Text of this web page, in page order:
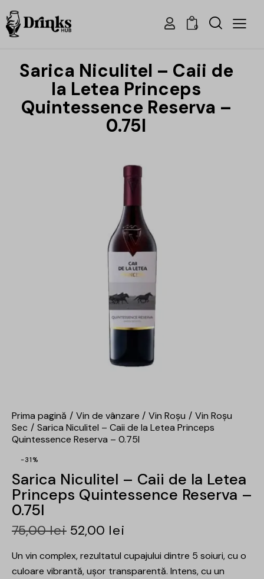
0
Sarica Niculitel – Caii de
la Letea Princeps
Quintessence Reserva –
0.75l
Prima pagină Vin de vânzare Vin Roșu
Vin Roșu
Sec
Sarica Niculitel – Caii de la Letea Princeps
Quintessence Reserva – 0.75l
-31%
Sarica Niculitel – Caii de la Letea
Princeps Quintessence Reserva –
0.75l
75,00lei 52,00 lei
Un vin complex, rezultatul cupajului dintre 5 soiuri, cu o
culoare vibrantă, ușor transparentă. Intens, cu un